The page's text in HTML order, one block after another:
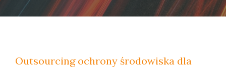
Outsourcing ochrony środowiska dla